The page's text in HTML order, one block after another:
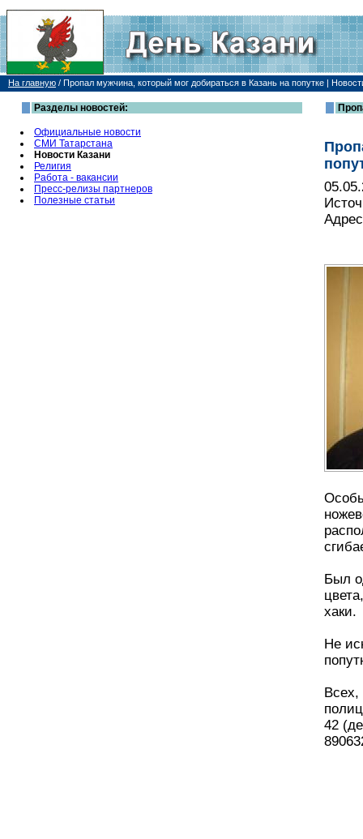
На главную / Пропал мужчина, который мог добираться в Казань на попутке |
Разделы новостей:
Официальные новости
СМИ Татарстана
Новости Казани
Религия
Работа - вакансии
Пресс-релизы партнеров
Полезные статьи
Был
хаки.
Не
42